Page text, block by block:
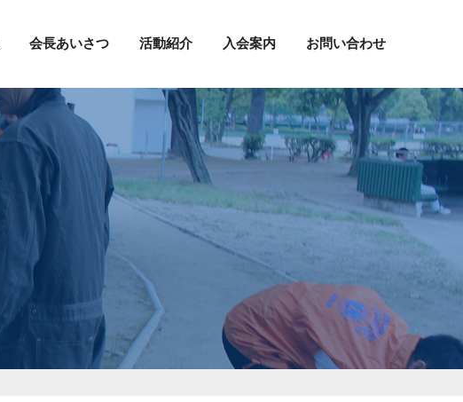
会長あいさつ 活動紹介 入会案内 お問い合わせ